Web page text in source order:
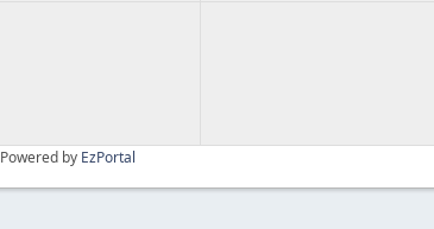
Powered by EzPortal